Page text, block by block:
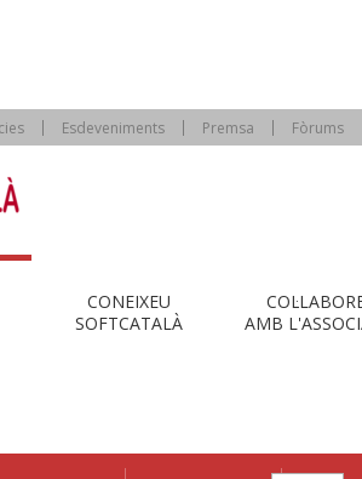
Esdeveniments Premsa Fòrums
CONEIXEU
SOFTCATALÀ
AMB